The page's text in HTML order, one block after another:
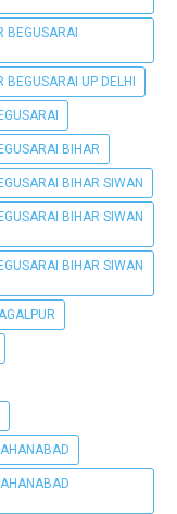
BEGUSARAI
BEGUSARAI UP DELHI
BIHAR
BIHAR SIWAN
BIHAR SIWAN
BIHAR SIWAN